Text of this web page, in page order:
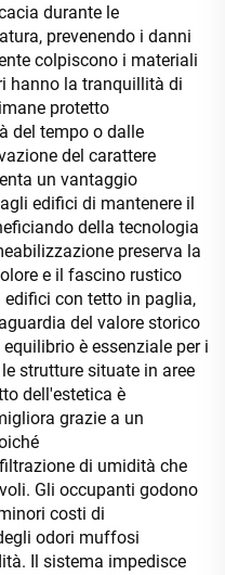
durante le
prevenendo i danni
colpiscono i materiali
hanno la tranquillità di
protetto
del tempo o dalle
del carattere
un vantaggio
edifici di mantenere il
della tecnologia
preserva la
e il fascino rustico
con tetto in paglia,
del valore storico
è essenziale per i
strutture situate in aree
dell'estetica è
grazie a un
di umidità che
Gli occupanti godono
costi di
odori muffosi
Il sistema impedisce